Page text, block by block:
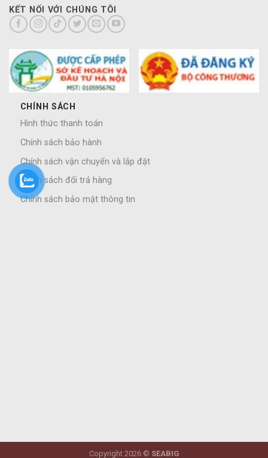
KẾT NỐI VỚI CHÚNG TÔI
CHÍNH SÁCH
Hình thức thanh toán
Chính sách bảo hành
Chính sách vận chuyển và lắp đặt
Chính sách đổi trả hàng
Chính sách bảo mật thông tin
Copyright 2026 © SEABIG